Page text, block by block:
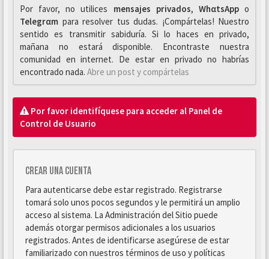
Por favor, no utilices mensajes privados, WhαtsAppo
Telegrαm para resolver tus dudas. ¡Compártelas! Nuestro
sentido es transmitir sabiduría. Si lo haces en privado,
mañana no estará disponible. Encontraste nuestra
comunidad en internet. De estar en privado no habrías
encontrado nada. Abre un post y compártelas
Por favor identifíquese para acceder al Panel de
Control de Usuario
Crear una cuenta
Para autenticarse debe estar registrado. Registrarse
tomará solo unos pocos segundos y le permitirá un amplio
acceso al sistema. La Administración del Sitio puede
además otorgar permisos adicionales a los usuarios
registrados. Antes de identificarse asegúrese de estar
familiarizado con nuestros términos de uso y políticas